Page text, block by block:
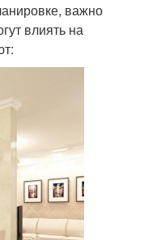
важно
влиять на